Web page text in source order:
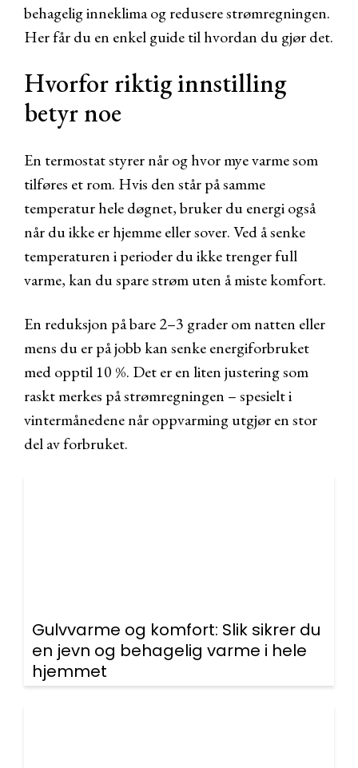
behagelig inneklima og redusere strømregningen.
Her får du en enkel guide til hvordan du gjør det.
Hvorfor riktig innstilling
betyr noe
En termostat styrer når og hvor mye varme som
tilføres et rom. Hvis den står på samme
temperatur hele døgnet, bruker du energi også
når du ikke er hjemme eller sover. Ved å senke
temperaturen i perioder du ikke trenger full
varme, kan du spare strøm uten å miste komfort.
En reduksjon på bare 2–3 grader om natten eller
mens du er på jobb kan senke energiforbruket
med opptil 10 %. Det er en liten justering som
raskt merkes på strømregningen – spesielt i
vintermånedene når oppvarming utgjør en stor
del av forbruket.
Gulvvarme og komfort: Slik sikrer du
en jevn og behagelig varme i hele
hjemmet